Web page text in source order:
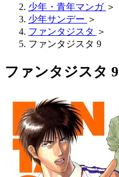
少年・青年マンガ ＞
少年サンデー ＞
ファンタジスタ ＞
ファンタジスタ 9
ファンタジスタ 9